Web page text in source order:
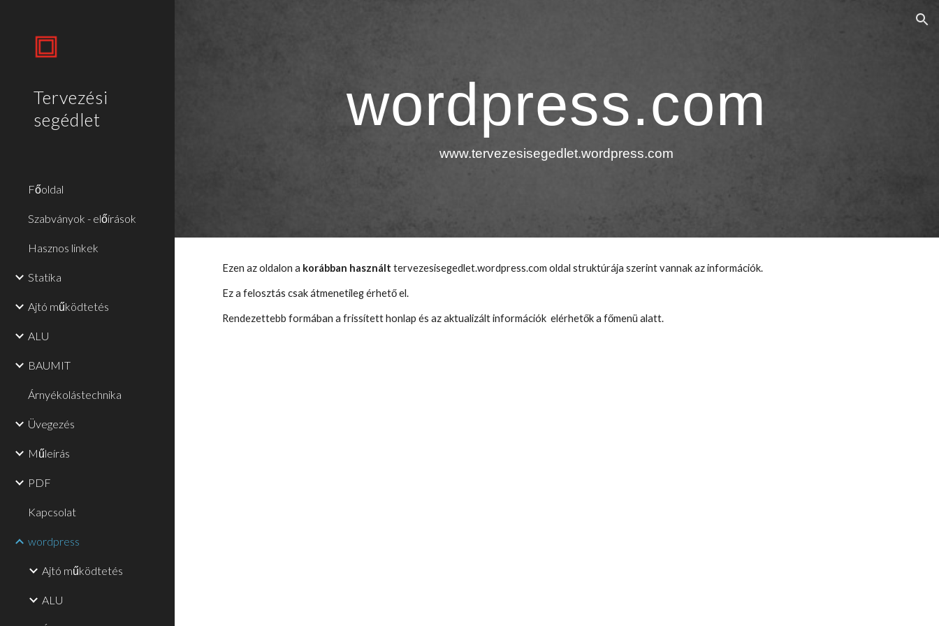
Tervezési
segédlet
Főoldal
Szabványok - előírások
Hasznos linkek
Statika
Ajtó működtetés
ALU
BAUMIT
Árnyékolástechnika
Üvegezés
Műleírás
PDF
Kapcsolat
wordpress
Ajtó működtetés
ALU
wordpress.com
www.tervezesisegedlet.wordpress.com
Ezen az oldalon a korábban használt tervezesisegedlet.wordpress.com oldal struktúrája szerint vannak az információk.
Ez a felosztás csak átmenetileg érhető el.
Rendezettebb formában a frissített honlap és az aktualizált információk  elérhetők a főmenü alatt.